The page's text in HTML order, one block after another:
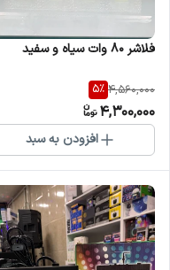
فلاشر ۸۰ وات سیاه و سفید
4,560,000
5%
4,300,000
افزودن به سبد